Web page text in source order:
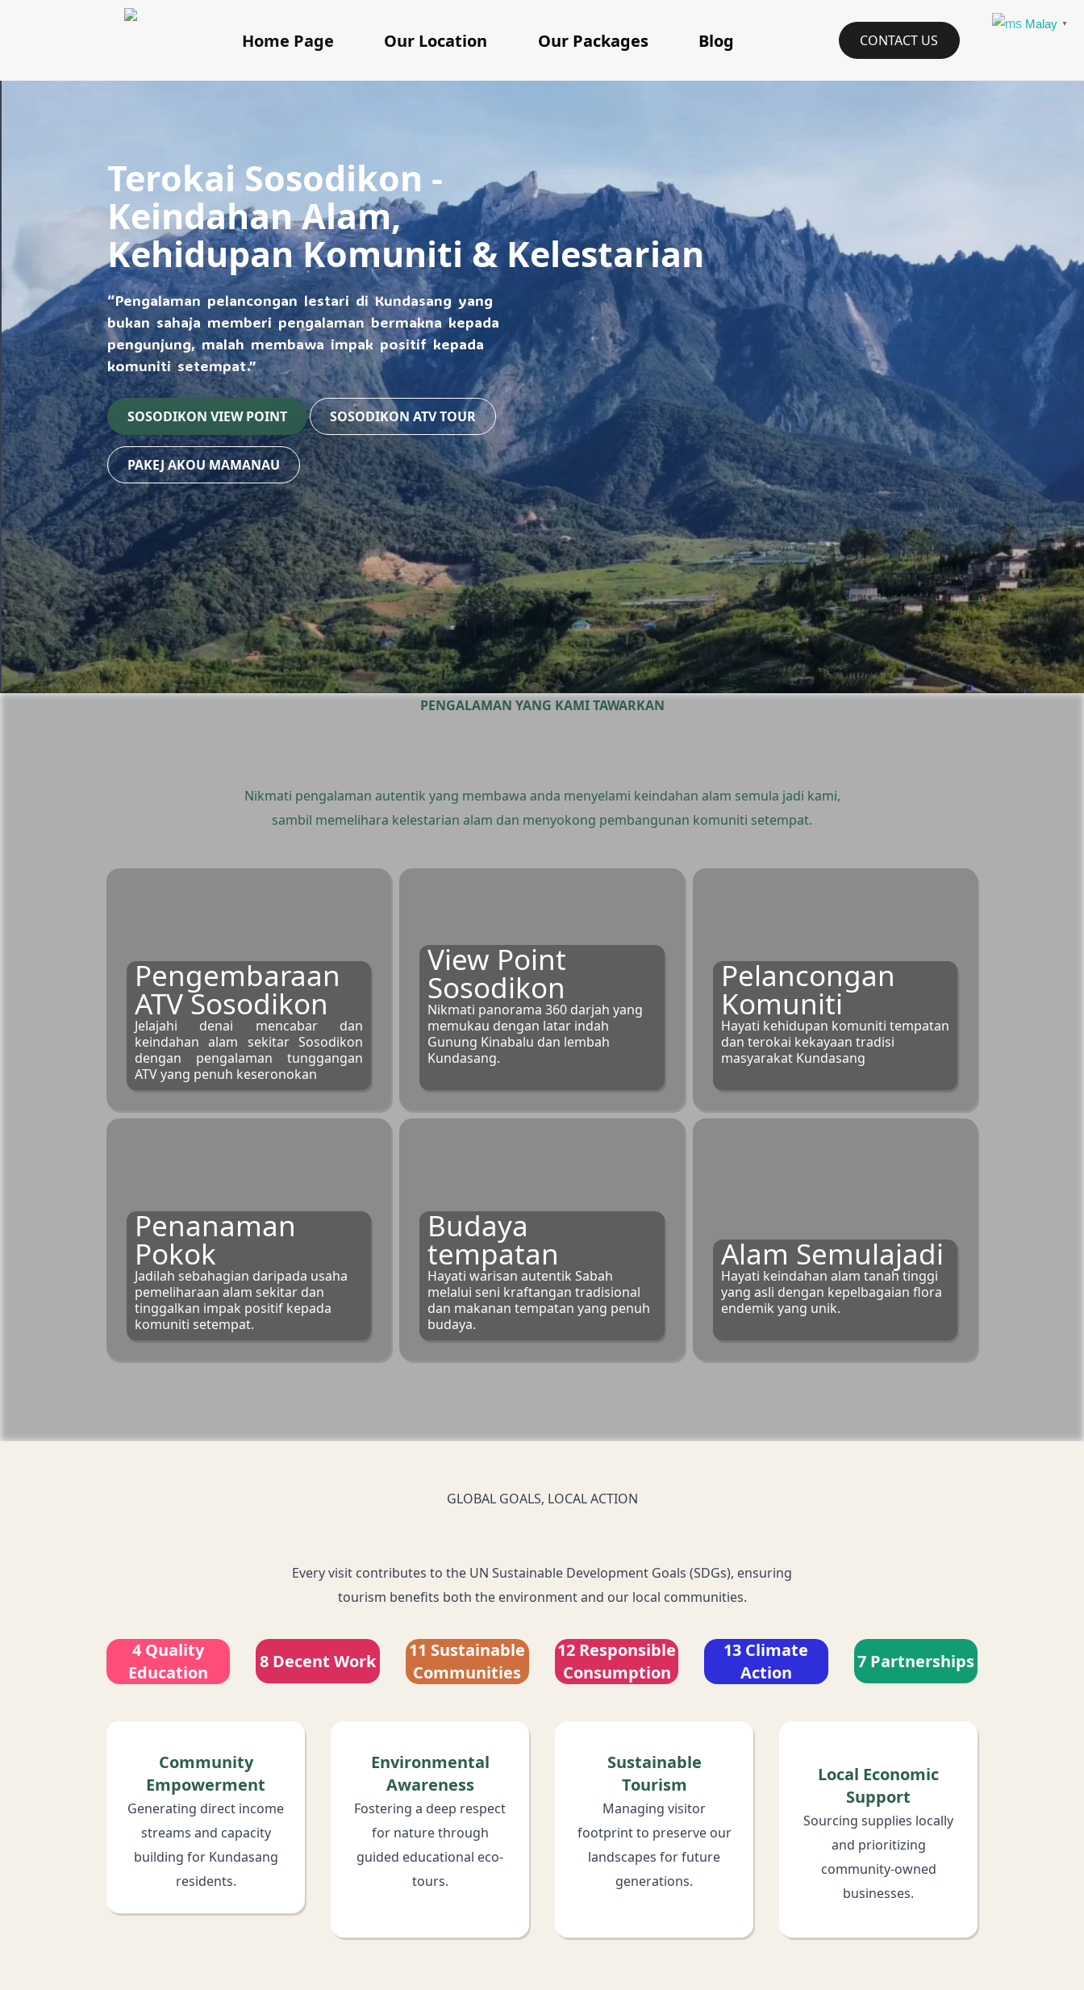
Home Page Our Location Our Packages Blog CONTACT US
Terokai Sosodikon -
Keindahan Alam,
Kehidupan Komuniti & Kelestarian
“Pengalaman pelancongan lestari di Kundasang yang
bukan sahaja memberi pengalaman bermakna kepada
pengunjung, malah membawa impak positif kepada
komuniti setempat.”
SOSODIKON VIEW POINT SOSODIKON ATV TOUR
PAKEJ AKOU MAMANAU
PENGALAMAN YANG KAMI TAWARKAN
Nikmati pengalaman autentik yang membawa anda menyelami keindahan alam semula jadi kami,
sambil memelihara kelestarian alam dan menyokong pembangunan komuniti setempat.
Pengembaraan
ATV Sosodikon
Jelajahi denai mencabar dan
keindahan alam sekitar Sosodikon
dengan pengalaman tunggangan
ATV yang penuh keseronokan
View Point
Sosodikon
Nikmati panorama 360 darjah yang
memukau dengan latar indah
Gunung Kinabalu dan lembah
Kundasang.
Pelancongan
Komuniti
Hayati kehidupan komuniti tempatan
dan terokai kekayaan tradisi
masyarakat Kundasang
Penanaman
Pokok
Jadilah sebahagian daripada usaha
pemeliharaan alam sekitar dan
tinggalkan impak positif kepada
komuniti setempat.
Budaya
tempatan
Hayati warisan autentik Sabah
melalui seni kraftangan tradisional
dan makanan tempatan yang penuh
budaya.
Alam Semulajadi
Hayati keindahan alam tanah tinggi
yang asli dengan kepelbagaian flora
endemik yang unik.
GLOBAL GOALS, LOCAL ACTION
Every visit contributes to the UN Sustainable Development Goals (SDGs), ensuring
tourism benefits both the environment and our local communities.
4 Quality
Education
8 Decent Work
11 Sustainable
Communities
12 Responsible
Consumption
13 Climate
Action
7 Partnerships
Community
Empowerment
Generating direct income
streams and capacity
building for Kundasang
residents.
Environmental
Awareness
Fostering a deep respect
for nature through
guided educational eco-
tours.
Sustainable
Tourism
Managing visitor
footprint to preserve our
landscapes for future
generations.
Local Economic
Support
Sourcing supplies locally
and prioritizing
community-owned
businesses.
Malay ▼